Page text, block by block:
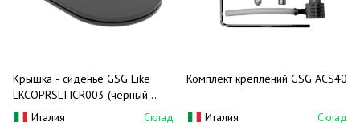
Крышка - сиденье GSG Like
LKCOPRSLTICR003 (черный
матовый)
Италия Склад
Комплект креплений GSG ACS40
Италия Склад